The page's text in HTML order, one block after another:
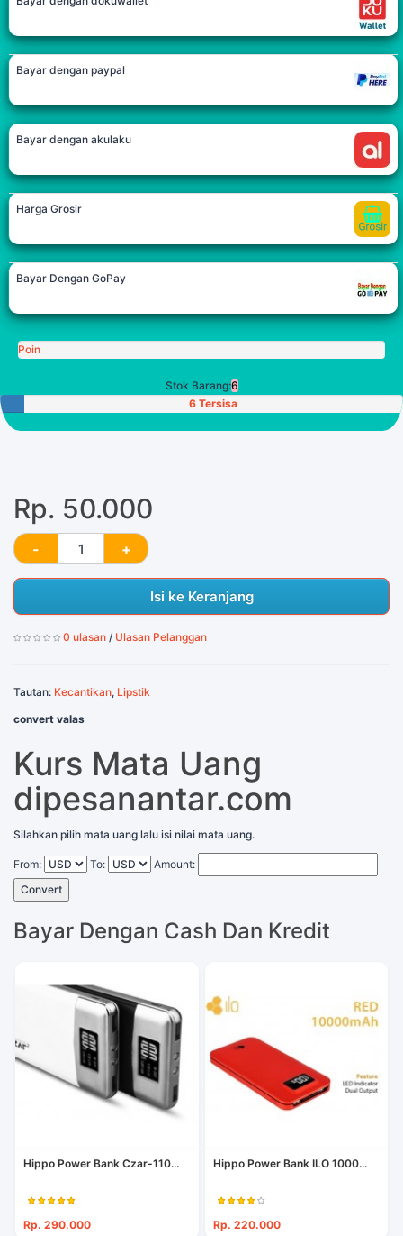
Bayar dengan paypal
Bayar dengan akulaku
Harga Grosir
Bayar Dengan GoPay
Poin
Stok Barang:6
6 Tersisa
Rp. 50.000
Isi ke Keranjang
0 ulasan / Ulasan Pelanggan
Tautan: Kecantikan, Lipstik
convert valas
Kurs Mata Uang
dipesanantar.com
Silahkan pilih mata uang lalu isi nilai mata uang.
From: To:
Amount:
Convert
Bayar Dengan Cash Dan Kredit
Hippo Power Bank Czar-110...
Rp. 290.000
Hippo Power Bank ILO 1000...
Rp. 220.000